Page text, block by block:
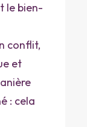
le bien-
conflit,
et
: cela